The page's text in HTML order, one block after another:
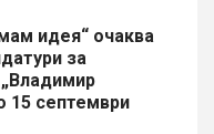
идея“ очаква
за
15 септември